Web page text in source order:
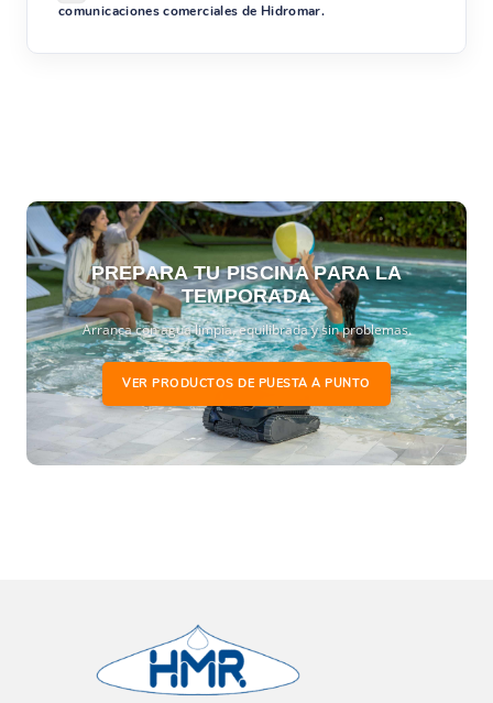
comunicaciones comerciales de Hidromar.
PREPARA TU PISCINA PARA LA
TEMPORADA
Arranca con agua limpia, equilibrada y sin problemas.
VER PRODUCTOS DE PUESTA A PUNTO